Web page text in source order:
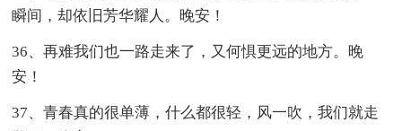
瞬间，却依旧芳华耀人。晚安！
36、再难我们也一路走来了，又何惧更远的地方。晚
安！
37、青春真的很单薄，什么都很轻，风一吹，我们就走